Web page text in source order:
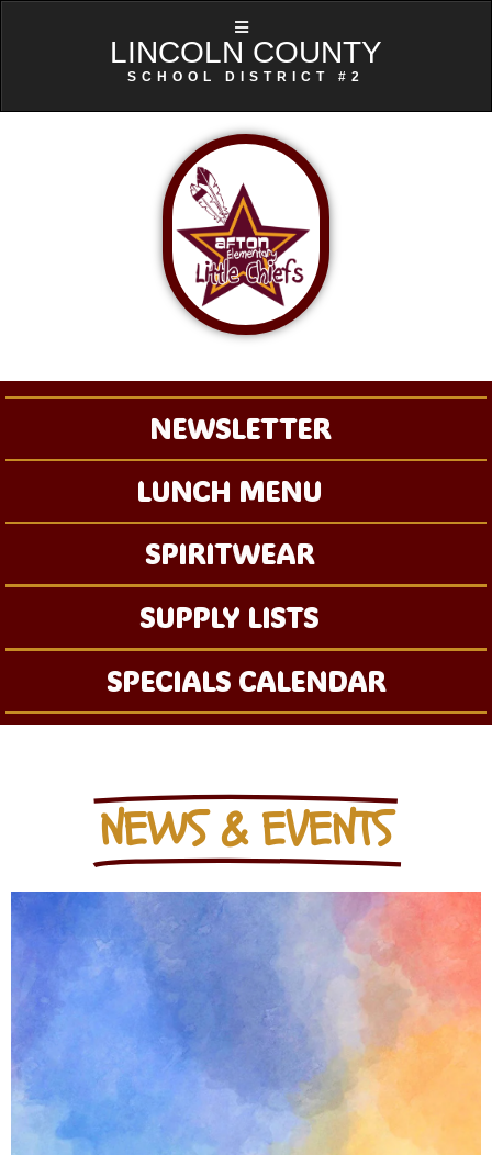
LINCOLN COUNTY
SCHOOL DISTRICT #2
NEWSLETTER
LUNCH MENU
SPIRITWEAR
SUPPLY LISTS
SPECIALS CALENDAR
NEWS & EVENTS